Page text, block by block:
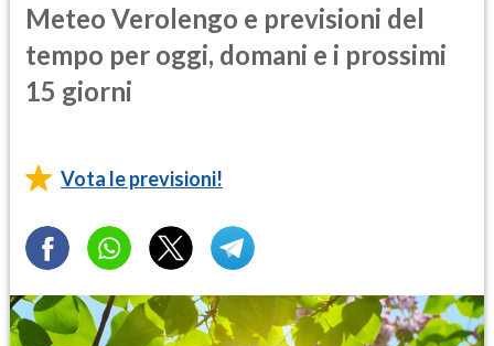
Meteo Verolengo e previsioni del
tempo per oggi, domani e i prossimi
15 giorni
Vota le previsioni!